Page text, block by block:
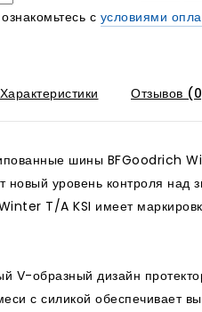
с условиями
Характеристики Отзывов
шины BFGoodrich
новый уровень контроля
T/A KSI имеет
V-образный дизайн
с силикой обеспечивает